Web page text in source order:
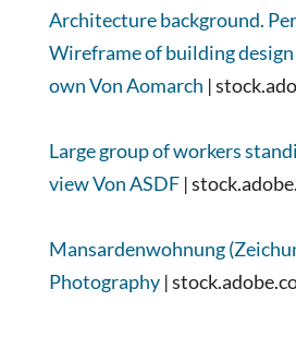
Architecture background.
Wireframe of building
own Von Aomarch |
Large group of workers
view Von ASDF |
Mansardenwohnung
Photography |